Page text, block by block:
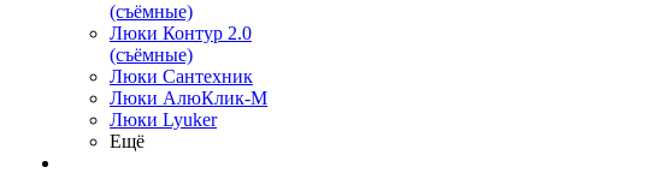
(съёмные)
Люки Контур 2.0
(съёмные)
Люки Сантехник
Люки АлюКлик-М
Люки Lyuker
Ещё